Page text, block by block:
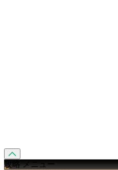
攻略 メニュー